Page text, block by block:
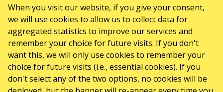
When you visit our website, if you give your consent,
we will use cookies to allow us to collect data for
aggregated statistics to improve our services and
remember your choice for future visits. If you don't
want this, we will only use cookies to remember your
choice for future visits (i.e., essential cookies). If you
don't select any of the two options, no cookies will be
SERVICES
Sitemap
ABOUT US
News
The organizers
Logo for posters and media